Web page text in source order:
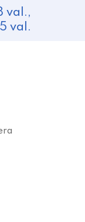
val.,
val.